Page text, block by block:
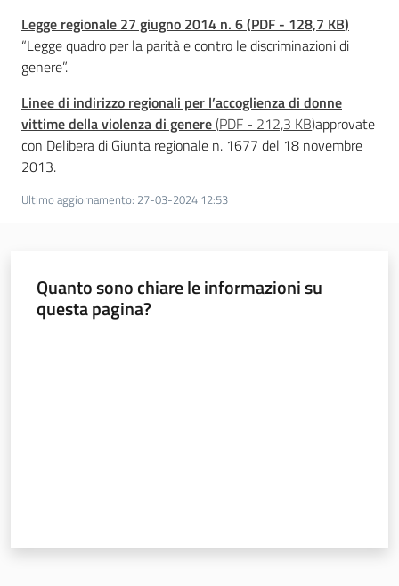
Legge regionale 27 giugno 2014 n. 6(PDF - 128,7 KB)
“Legge quadro per la parità e contro le discriminazioni di
genere”.
Linee di indirizzo regionali per l’accoglienza di donne
vittime della violenza di genere(PDF - 212,3 KB)approvate
con Delibera di Giunta regionale n. 1677 del 18 novembre
2013.
Ultimo aggiornamento: 27-03-2024 12:53
Quanto sono chiare le informazioni su
questa pagina?